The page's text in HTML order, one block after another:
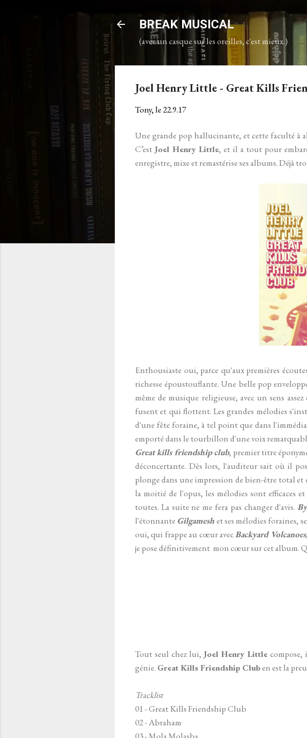
BREAK MUSICAL
(avec un casque sur les oreilles, c'est mieux.)
Joel Henry Little - Great Kills
Tony, le22.9.17
Une grande pop hallucinante, et cette faculté à
C’estJoel Henry Little, et il a tout pour
enregistre, mixe et remastérise ses albums. Déjà
Enthousiaste oui, parce qu'aux premières
richesse époustouflante. Une belle pop
même de musique religieuse, avec un sens
fusent et qui flottent. Les grandes mélodies
d'une fête foraine, à tel point que dans
emporté dans le tourbillon d'une voix
Great kills friendship club, premier titre
déconcertante. Dès lors, l'auditeur sait où il
plonge dans une impression de bien-être total
la moitié de l'opus, les mélodies sont efficaces
toutes. La suite ne me fera pas changer d'avis.
l'étonnante Gilgameshet ses mélodies foraines,
oui, qui frappe au cœur avecBackyard Volcanoes
je pose définitivement mon cœur sur cet album.
Tout seul chez lui, Joel Henry Little
génie. Great Kills Friendship Cluben est la
Tracklist
01 - Great Kills Friendship Club
02 - Abraham
03 - Mola Molasba